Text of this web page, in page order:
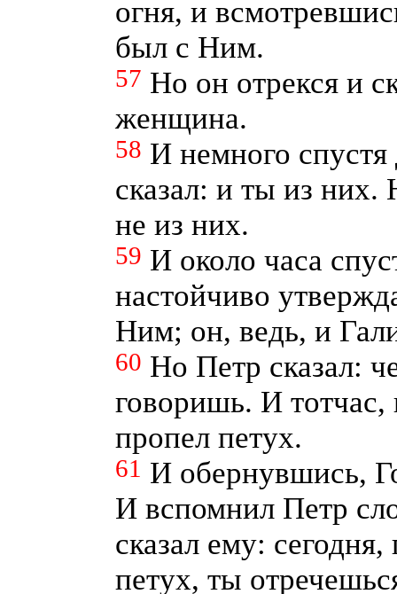
огня, и
был с Ним.
57 Но он отрекся и
женщина.
58 И немного спустя
сказал: и ты из них.
не из них.
59 И около часа
настойчиво
Ним; он, ведь, и
60 Но Петр сказал:
говоришь. И
пропел петух.
61 И обернувшись,
И вспомнил Петр
сказал ему:
петух, ты